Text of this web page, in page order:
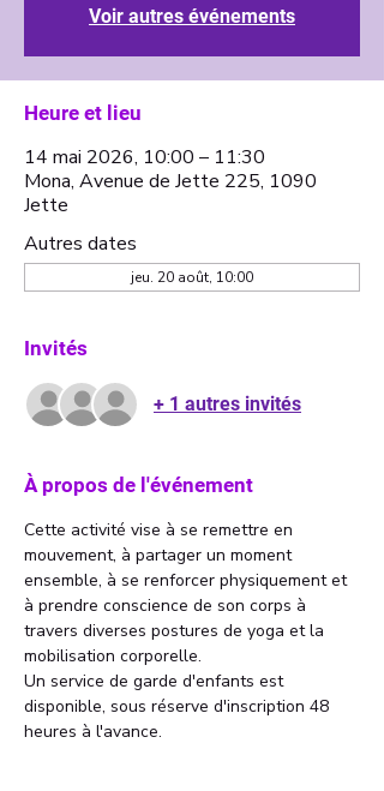
Voir autres événements
Heure et lieu
14 mai 2026, 10:00 – 11:30
Mona, Avenue de Jette 225, 1090
Jette
Autres dates
jeu. 20 août, 10:00
Invités
+ 1 autres invités
À propos de l'événement
Cette activité vise à se remettre en
mouvement, à partager un moment
ensemble, à se renforcer physiquement et
à prendre conscience de son corps à
travers diverses postures de yoga et la
mobilisation corporelle.
Un service de garde d'enfants est
disponible, sous réserve d'inscription 48
heures à l'avance.